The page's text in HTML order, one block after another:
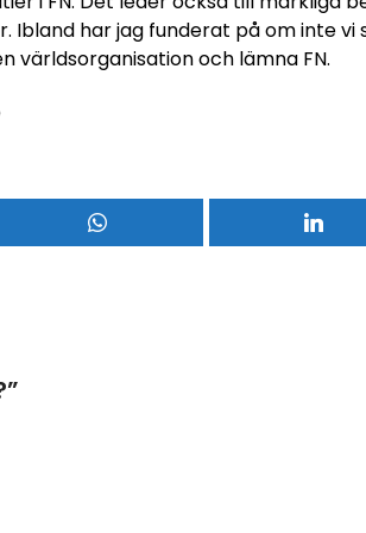
har jag funderat på om inte vi
världsorganisation och lämna FN.
”